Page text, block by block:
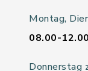
Montag,
08.00-
Donnerstag